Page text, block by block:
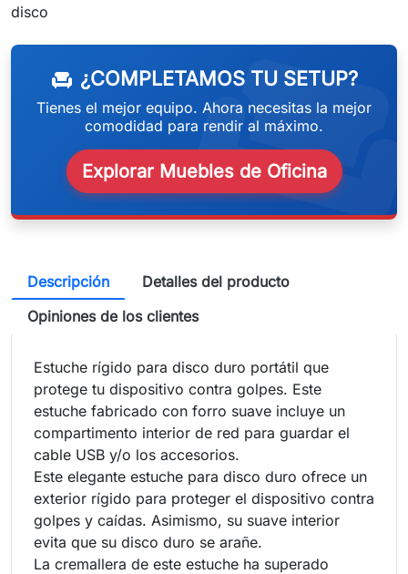
disco
chair ¿COMPLETAMOS TU SETUP?
Tienes el mejor equipo. Ahora necesitas la mejor
comodidad para rendir al máximo.
Explorar Muebles de Oficina
Descripción
Detalles del producto
Opiniones de los clientes
Estuche rígido para disco duro portátil que
protege tu dispositivo contra golpes. Este
estuche fabricado con forro suave incluye un
compartimento interior de red para guardar el
cable USB y/o los accesorios.
Este elegante estuche para disco duro ofrece un
exterior rígido para proteger el dispositivo contra
golpes y caídas. Asimismo, su suave interior
evita que su disco duro se arañe.
La cremallera de este estuche ha superado